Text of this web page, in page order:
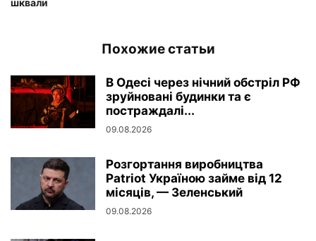
Похожие статьи
В Одесі через нічний обстріл РФ
зруйновані будинки та є
постраждалі...
09.08.2026
Розгортання виробництва
Patriot Україною займе від 12
місяців, — Зеленський
09.08.2026